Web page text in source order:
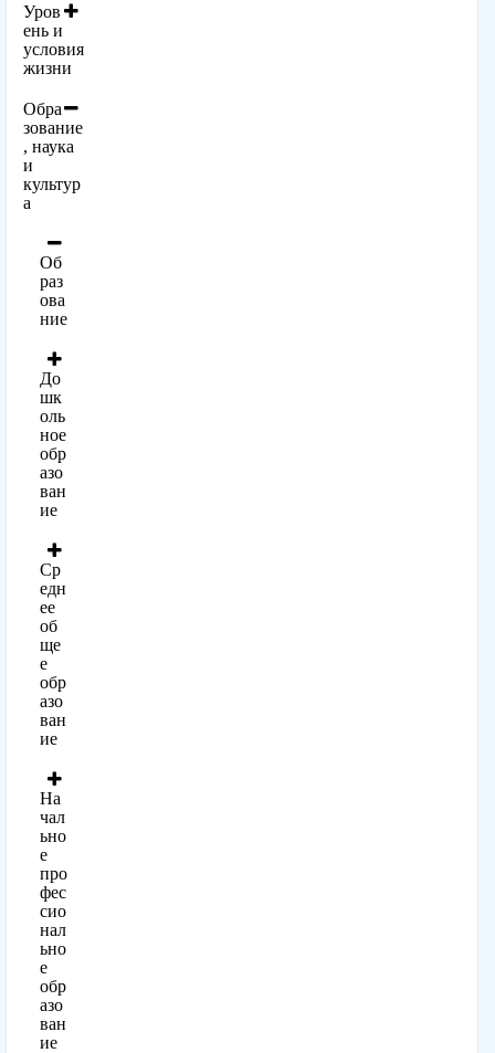
Уров
ень и
условия
жизни
Обра
зование
, наука
и
культур
а
Об
раз
ова
ние
До
шк
оль
ное
обр
азо
ван
ие
Ср
едн
ее
об
ще
е
обр
азо
ван
ие
На
чал
ьно
е
про
фес
сио
нал
ьно
е
обр
азо
ван
ие